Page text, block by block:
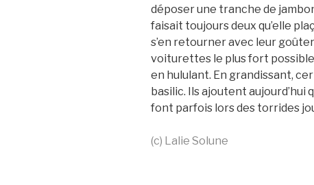
déposer une tranche de
faisait toujours deux qu’elle
s’en retourner avec leur
voiturettes le plus fort
en hululant. En grandissant,
basilic. Ils ajoutent aujourd’hui
font parfois lors des torrides
(c) Lalie Solune